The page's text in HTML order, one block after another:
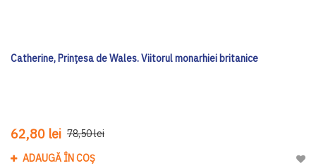
Catherine, Prințesa de Wales. Viitorul monarhiei britanice
62,80 lei 78,50 lei
ADAUGĂ ÎN COȘ